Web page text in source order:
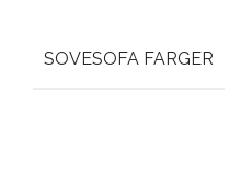
SOVESOFA FARGER